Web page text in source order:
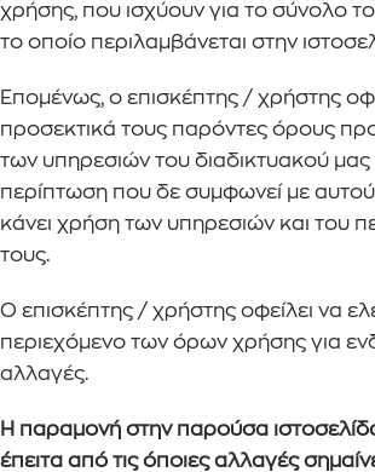
χρήσης, που ισχύουν για το σύνολο
το οποίο περιλαμβάνεται στην
Επομένως, ο επισκέπτης / χρήστης
προσεκτικά τους παρόντες όρους
των υπηρεσιών του διαδικτυακού μας
περίπτωση που δε συμφωνεί με
κάνει χρήση των υπηρεσιών και του
τους.
Ο επισκέπτης / χρήστης οφείλει να
περιεχόμενο των όρων χρήσης για
αλλαγές.
Η παραμονή στην παρούσα
έπειτα από τις όποιες αλλαγές